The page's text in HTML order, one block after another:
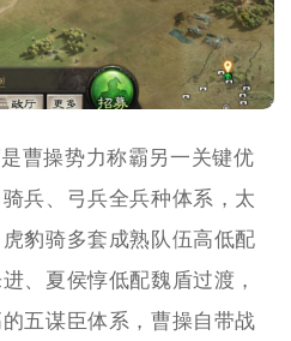
曹操势力称霸另一关键优
兵、弓兵全兵种体系，太
豹骑多套成熟队伍高低配
、夏侯惇低配魏盾过渡，
五谋臣体系，曹操自带战